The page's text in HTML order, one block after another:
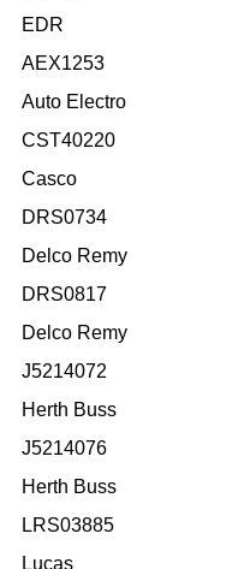
EDR
AEX1253
Auto Electro
CST40220
Casco
DRS0734
Delco Remy
DRS0817
Delco Remy
J5214072
Herth Buss
J5214076
Herth Buss
LRS03885
Lucas